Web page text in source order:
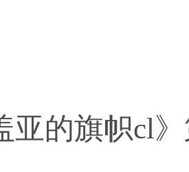
亚的旗帜cl